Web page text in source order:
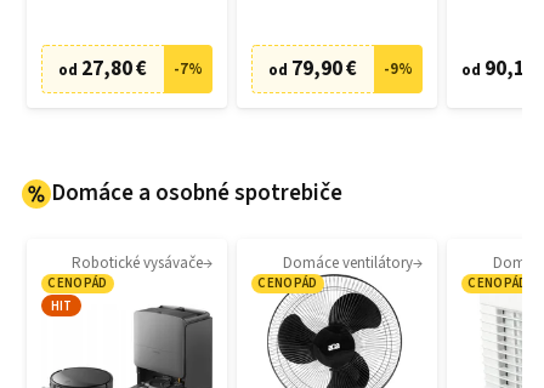
od 27,80 € -7% od 79,90 € -9% od 90,17
Domáce a osobné spotrebiče
Robotické vysávače
CENOPÁD
HIT
Domáce ventilátory
CENOPÁD CENOPÁD